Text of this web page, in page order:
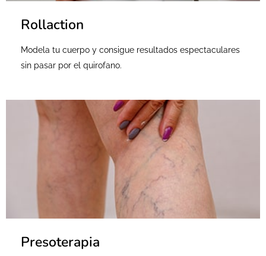
Rollaction
Modela tu cuerpo y consigue resultados espectaculares
sin pasar por el quirofano.
Presoterapia